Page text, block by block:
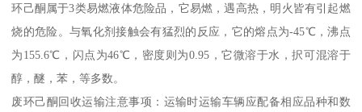
环己酮属于3类易燃液体危险品，它易燃，遇高热，明火皆有引起燃
烧的危险。与氧化剂接触会有猛烈的反应，它的熔点为-45℃，沸点
为155.6℃，闪点为46℃，密度则为0.95，它微溶于水，択可混溶于
醇，醚，苯，等多数。
废环己酮回收运输注意事项：运输时运输车辆应配备相应品种和数